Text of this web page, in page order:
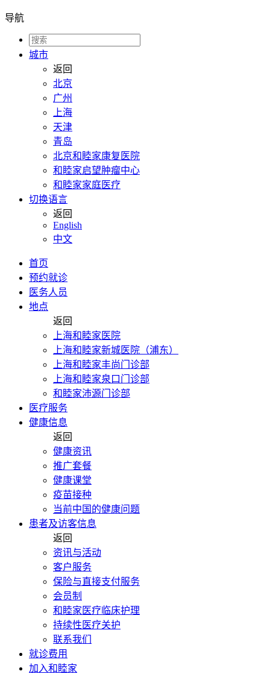
导航
城市
返回
北京
广州
上海
天津
青岛
北京和睦家康复医院
和睦家启望肿瘤中心
和睦家家庭医疗
切换语言
返回
English
中文
首页
预约就诊
医务人员
地点
返回
上海和睦家医院
上海和睦家新城医院（浦东）
上海和睦家丰尚门诊部
上海和睦家泉口门诊部
和睦家沛源门诊部
医疗服务
健康信息
返回
健康资讯
推广套餐
健康课堂
疫苗接种
当前中国的健康问题
患者及访客信息
返回
资讯与活动
客户服务
保险与直接支付服务
会员制
和睦家医疗临床护理
持续性医疗关护
联系我们
就诊费用
加入和睦家